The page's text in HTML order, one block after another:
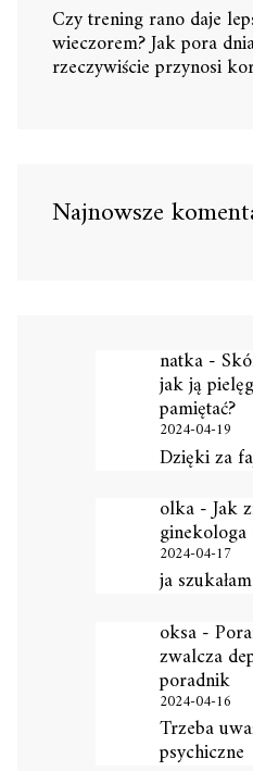
Czy trening rano daje
wieczorem? Jak pora
rzeczywiście przynosi
Najnowsze
natka-
jak ją
pamiętać?
2024-04-19
Dzięki za
olka-Jak
ginekologa
2024-04-17
ja
oksa-
zwalcza
poradnik
2024-04-16
Trzeba
psychiczne